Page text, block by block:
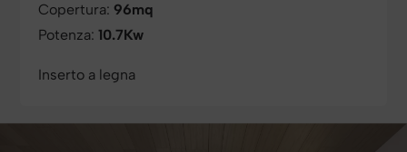
Copertura: 96mq
Potenza:10.7Kw
Inserto a legna